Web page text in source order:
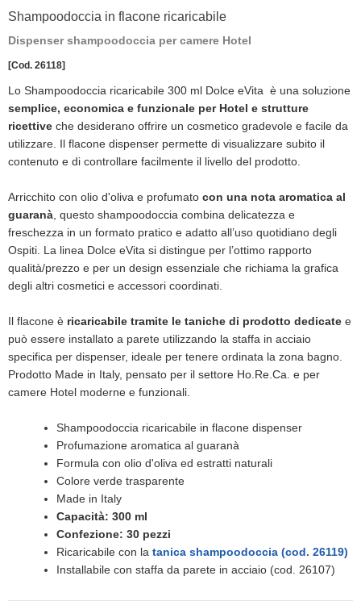
Shampoodoccia in flacone ricaricabile
Dispenser shampoodoccia per camere Hotel
[Cod. 26118]
Lo Shampoodoccia ricaricabile 300 ml Dolce eVita è una soluzione
semplice, economica e funzionale per Hotel e strutture
ricettive che desiderano offrire un cosmetico gradevole e facile da
utilizzare. Il flacone dispenser permette di visualizzare subito il
contenuto e di controllare facilmente il livello del prodotto.
Arricchito con olio d'oliva e profumato con una nota aromatica al
guaranà, questo shampoodoccia combina delicatezza e
freschezza in un formato pratico e adatto all’uso quotidiano degli
Ospiti. La linea Dolce eVita si distingue per l’ottimo rapporto
qualità/prezzo e per un design essenziale che richiama la grafica
degli altri cosmetici e accessori coordinati.
Il flacone è ricaricabile tramite le taniche di prodotto dedicate e
può essere installato a parete utilizzando la staffa in acciaio
specifica per dispenser, ideale per tenere ordinata la zona bagno.
Prodotto Made in Italy, pensato per il settore Ho.Re.Ca. e per
camere Hotel moderne e funzionali.
Shampoodoccia ricaricabile in flacone dispenser
Profumazione aromatica al guaranà
Formula con olio d'oliva ed estratti naturali
Colore verde trasparente
Made in Italy
Capacità: 300 ml
Confezione: 30 pezzi
Ricaricabile con la tanica shampoodoccia (cod. 26119)
Installabile con staffa da parete in acciaio (cod. 26107)